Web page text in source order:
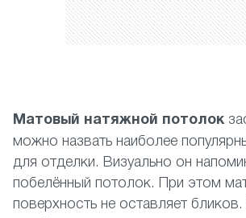
Матовый натяжной потолок
можно назвать наиболее
для отделки. Визуально он
побелённый потолок. При этом
поверхность не оставляет бликов.